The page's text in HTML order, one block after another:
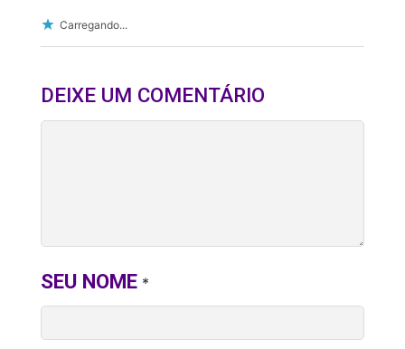
Carregando...
DEIXE UM COMENTÁRIO
SEU NOME *